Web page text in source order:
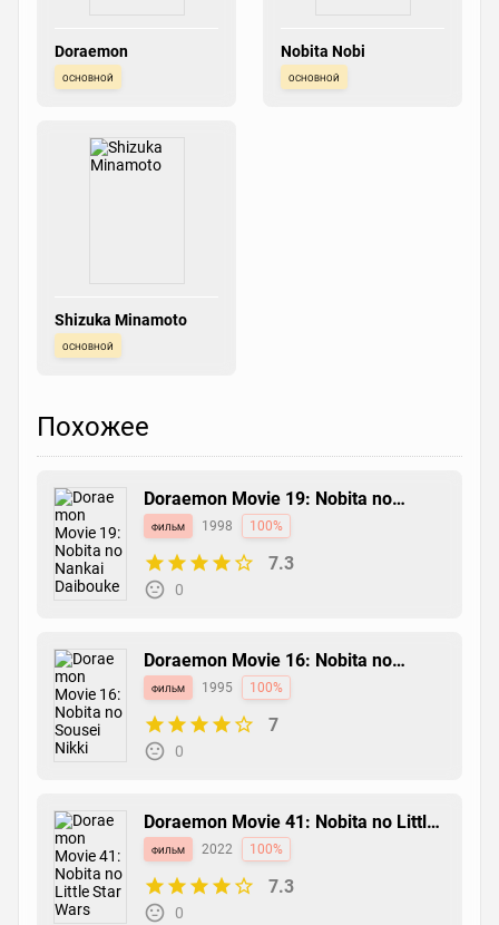
Doraemon
основной
Nobita Nobi
основной
Shizuka Minamoto
основной
Похожее
Doraemon Movie 19: Nobita no
Nankai Daibouken
фильм 1998 100%
7.3
0
Doraemon Movie 16: Nobita no
Sousei Nikki
фильм 1995 100%
7
0
Doraemon Movie 41: Nobita no Little
Star Wars
фильм 2022 100%
7.3
0